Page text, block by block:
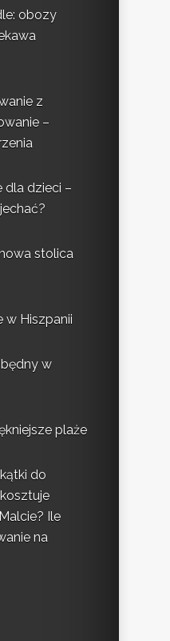
obozy
z
–
dla dzieci –
stolica
w Hiszpanii
w
plaże
do
Ile
na